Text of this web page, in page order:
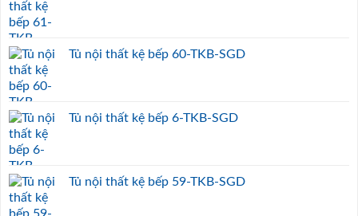
Tủ nội thất kệ bếp 60-TKB-SGD
Tủ nội thất kệ bếp 6-TKB-SGD
Tủ nội thất kệ bếp 59-TKB-SGD